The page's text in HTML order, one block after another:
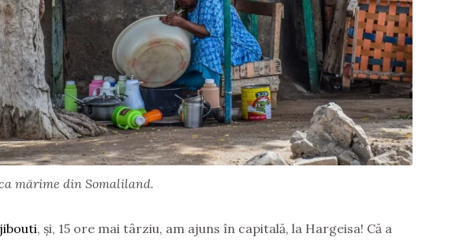
mărime din Somaliland.
, și, 15 ore mai târziu, am ajuns în capitală, la Hargeisa! Că a